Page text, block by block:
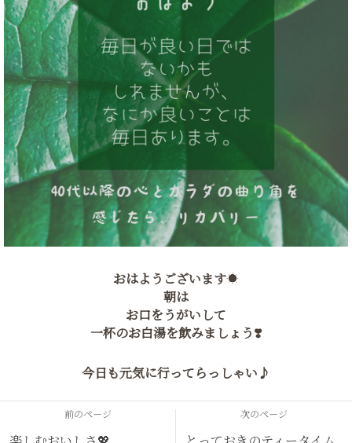
おはようございます☀
朝は
お口をうがいして
一杯のお白湯を飲みましょう❣️
今日も元気に行ってらっしゃい♪
前のページ 次のページ